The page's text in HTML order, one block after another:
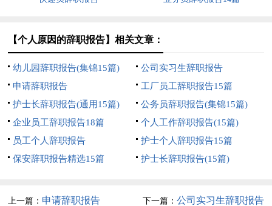
【个人原因的辞职报告】相关文章：
幼儿园辞职报告(集锦15篇)
公司实习生辞职报告
申请辞职报告
工厂员工辞职报告15篇
护士长辞职报告(通用15篇)
公务员辞职报告(集锦15篇)
企业员工辞职报告18篇
个人工作辞职报告(15篇)
员工个人辞职报告
护士个人辞职报告15篇
保安辞职报告精选15篇
护士长辞职报告(15篇)
上一篇： 申请辞职报告 下一篇： 公司实习生辞职报告